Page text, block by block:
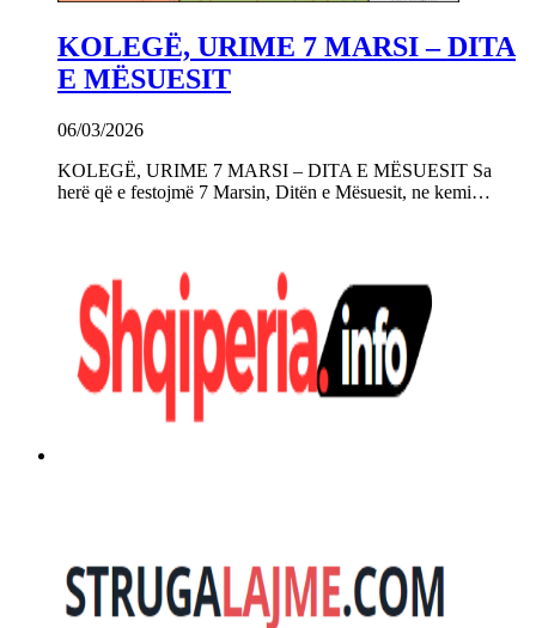
KOLEGË, URIME 7 MARSI – DITA
E MËSUESIT
06/03/2026
KOLEGË, URIME 7 MARSI – DITA E MËSUESIT Sa
herë që e festojmë 7 Marsin, Ditën e Mësuesit, ne kemi…